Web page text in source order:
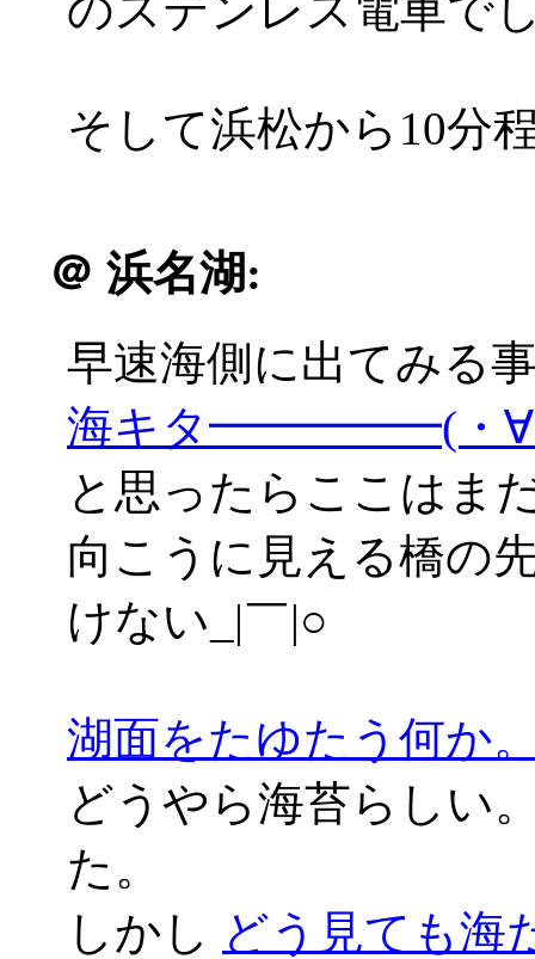
のステンレス電車で
そして浜松から10分
＠ 浜名湖:
早速海側に出てみる
海キタ━━━━━(・
と思ったらここはま
向こうに見える橋の
けない_|￣|○
湖面をたゆたう何か
どうやら海苔らしい
た。
しかし どう見ても海